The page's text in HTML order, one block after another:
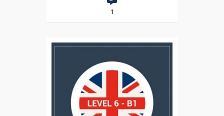
1
Descuentos especiales
Sin requisitos de acceso